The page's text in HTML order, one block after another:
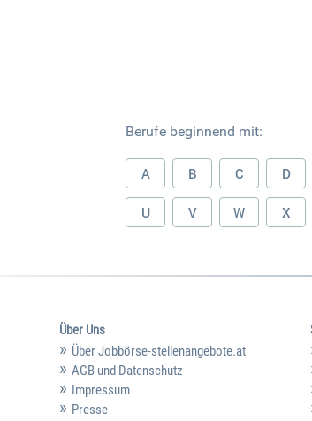
Berufe beginnend mit:
A B C D
U V W X
Über Uns
Über Jobbörse-stellenangebote.at
AGB und Datenschutz
Impressum
Presse